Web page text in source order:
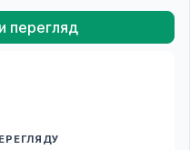
перегляд